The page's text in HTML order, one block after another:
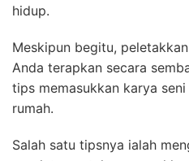
hidup.
Meskipun begitu,
Anda terapkan secara
tips memasukkan karya
rumah.
Salah satu tipsnya ialah